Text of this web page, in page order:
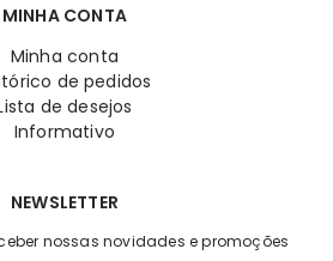
MINHA CONTA
Minha conta
de pedidos
de desejos
Informativo
NEWSLETTER
nossas novidades e promoções